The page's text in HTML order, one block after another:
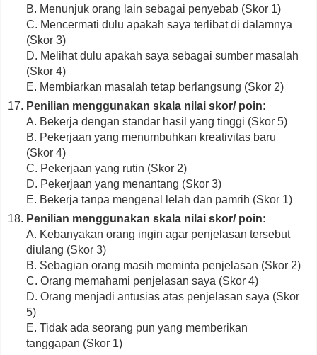
B. Menunjuk orang lain sebagai penyebab (Skor 1)
C. Mencermati dulu apakah saya terlibat di dalamnya
(Skor 3)
D. Melihat dulu apakah saya sebagai sumber masalah
(Skor 4)
E. Membiarkan masalah tetap berlangsung (Skor 2)
Penilian menggunakan skala nilai skor/ poin:
A. Bekerja dengan standar hasil yang tinggi (Skor 5)
B. Pekerjaan yang menumbuhkan kreativitas baru
(Skor 4)
C. Pekerjaan yang rutin (Skor 2)
D. Pekerjaan yang menantang (Skor 3)
E. Bekerja tanpa mengenal lelah dan pamrih (Skor 1)
Penilian menggunakan skala nilai skor/ poin:
A. Kebanyakan orang ingin agar penjelasan tersebut
diulang (Skor 3)
B. Sebagian orang masih meminta penjelasan (Skor 2)
C. Orang memahami penjelasan saya (Skor 4)
D. Orang menjadi antusias atas penjelasan saya (Skor
5)
E. Tidak ada seorang pun yang memberikan
tanggapan (Skor 1)